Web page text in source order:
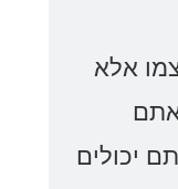
אלא
יכולים